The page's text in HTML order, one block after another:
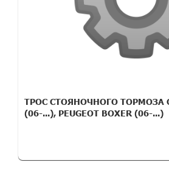
ТРОС СТОЯНОЧНОГО ТОРМОЗА
(06-...), PEUGEOT BOXER (06-...)